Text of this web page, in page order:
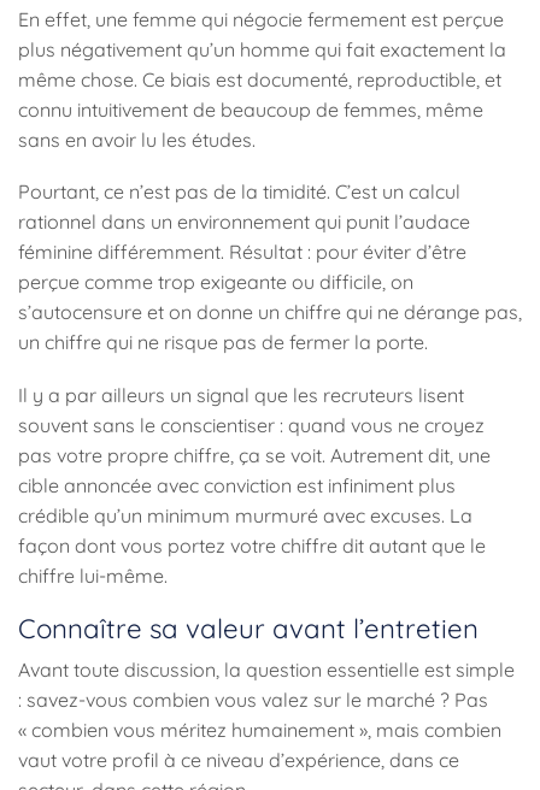
En effet, une femme qui négocie fermement est perçue
plus négativement qu’un homme qui fait exactement la
même chose. Ce biais est documenté, reproductible, et
connu intuitivement de beaucoup de femmes, même
sans en avoir lu les études.
Pourtant, ce n’est pas de la timidité. C’est un calcul
rationnel dans un environnement qui punit l’audace
féminine différemment. Résultat : pour éviter d’être
perçue comme trop exigeante ou difficile, on
s’autocensure et on donne un chiffre qui ne dérange pas,
un chiffre qui ne risque pas de fermer la porte.
Il y a par ailleurs un signal que les recruteurs lisent
souvent sans le conscientiser : quand vous ne croyez
pas votre propre chiffre, ça se voit. Autrement dit, une
cible annoncée avec conviction est infiniment plus
crédible qu’un minimum murmuré avec excuses. La
façon dont vous portez votre chiffre dit autant que le
chiffre lui-même.
Connaître sa valeur avant l’entretien
Avant toute discussion, la question essentielle est simple
: savez-vous combien vous valez sur le marché ? Pas
« combien vous méritez humainement », mais combien
vaut votre profil à ce niveau d’expérience, dans ce